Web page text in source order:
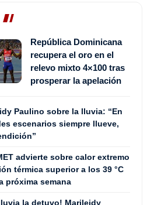
República Dominicana
recupera el oro en el
relevo mixto 4×100 tras
prosperar la apelación
Paulino sobre la lluvia: “En
escenarios siempre llueve,
advierte sobre calor extremo
térmica superior a los 39 °C
próxima semana
la detuvo! Marileidy